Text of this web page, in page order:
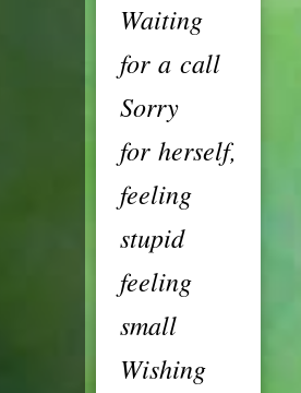
Waiting
for a call
Sorry
for herself,
feeling
stupid
feeling
small
Wishing